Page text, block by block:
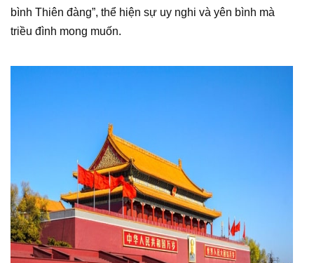
bình Thiên đàng”, thể hiện sự uy nghi và yên bình mà
triều đình mong muốn.